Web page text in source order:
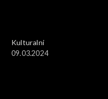
Kulturalni
09.03.2024